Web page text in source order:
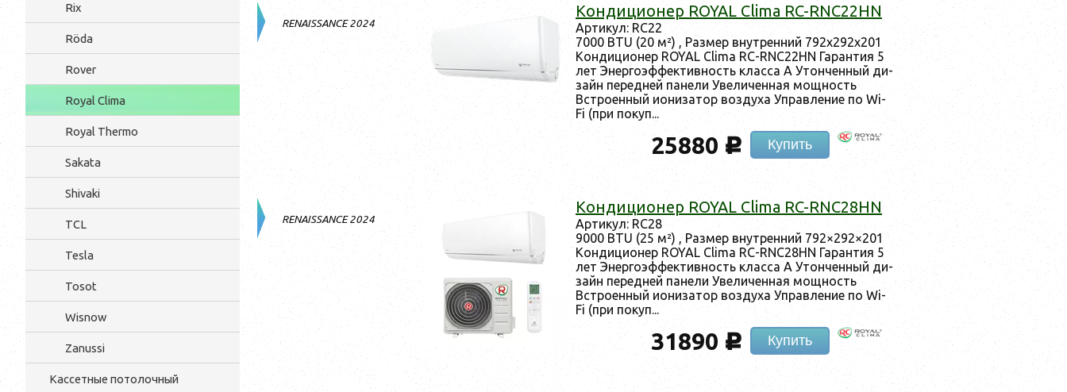
Rix
Röda
Rover
Royal Clima
Royal Thermo
Sakata
Shivaki
TCL
Tesla
Tosot
Wisnow
Zanussi
Кассетные потолочный
RENAISSANCE 2024
Кон­ди­ци­онер ROYAL Clima RC-RNC22HN
Ар­ти­кул: RC22
7000 BTU (20 м²) , Раз­мер внут­ренний 792x292x201
Кон­ди­ци­онер ROYAL Clima RC-RNC22HN Га­ран­тия 5
лет Энер­го­эф­фектив­ность клас­са А Утон­ченный ди­
зайн пе­ред­ней па­нели Уве­личен­ная мощ­ность
Встро­ен­ный и­они­затор воз­ду­ха Уп­равле­ние по Wi-
Fi (при по­куп...
25880c Купить
RENAISSANCE 2024
Кон­ди­ци­онер ROYAL Clima RC-RNC28HN
Ар­ти­кул: RC28
9000 BTU (25 м²) , Раз­мер внут­ренний 792×292×201
Кон­ди­ци­онер ROYAL Clima RC-RNC28HN Га­ран­тия 5
лет Энер­го­эф­фектив­ность клас­са А Утон­ченный ди­
зайн пе­ред­ней па­нели Уве­личен­ная мощ­ность
Встро­ен­ный и­они­затор воз­ду­ха Уп­равле­ние по Wi-
Fi (при по­куп...
31890 c Купить